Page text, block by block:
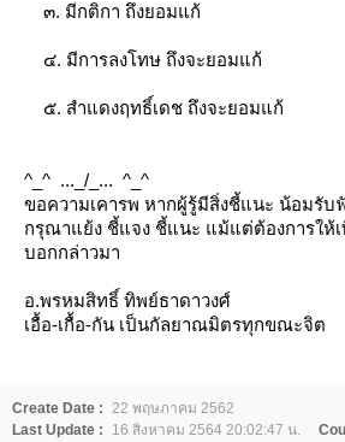
๓. มีกติกา ถึงยอมแก้
๔. มีการลงโทษ ถึงจะยอมแก้
๕. สำแดงฤทธิ์เดช ถึงจะยอมแก้
^_^ ..._/_... ^_^
ขอความเคารพ หากผู้รู้มีสิ่งชี้แนะ น้อมรับ
กรุณาแย้ง ชี้แจง ชี้แนะ แม้แต่ต้องการให้
บอกกล่าวมา
อ.พรหมสิทธิ์ ทิพย์ธาดาวงศ์
เอื้อ-เกื้อ-กัน เป็นกัลยาณมิตรทุกขณะจิต
Create Date : 22 พฤษภาคม 2562
Last Update :
16 สิงหาคม 2564 20:02:47 น.